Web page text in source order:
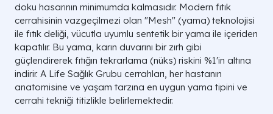
doku hasarının minimumda kalmasıdır. Modern fıtık
cerrahisinin vazgeçilmezi olan "Mesh" (yama) teknolojisi
ile fıtık deliği, vücutla uyumlu sentetik bir yama ile içeriden
kapatılır. Bu yama, karın duvarını bir zırh gibi
güçlendirerek fıtığın tekrarlama (nüks) riskini %1'in altına
indirir. A Life Sağlık Grubu cerrahları, her hastanın
anatomisine ve yaşam tarzına en uygun yama tipini ve
cerrahi tekniği titizlikle belirlemektedir.